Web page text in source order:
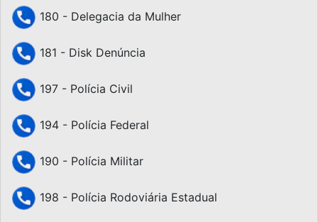
180 - Delegacia da Mulher
181 - Disk Denúncia
197 - Polícia Civil
194 - Polícia Federal
190 - Polícia Militar
198 - Polícia Rodoviária Estadual